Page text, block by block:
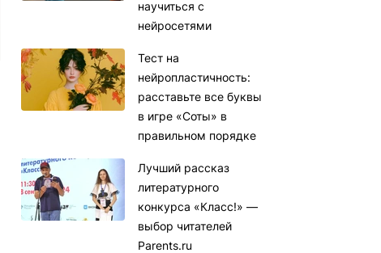
научиться с
нейросетями
Тест на
нейропластичность:
расставьте все буквы
в игре «Соты» в
правильном порядке
Лучший рассказ
литературного
конкурса «Класс!» —
выбор читателей
Parents.ru